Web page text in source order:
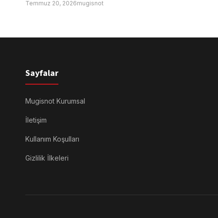
Temmuz 20, 2026mugisnot
Sayfalar
Mugisnot Kurumsal
İletişim
Kullanım Koşulları
Gizlilik İlkeleri